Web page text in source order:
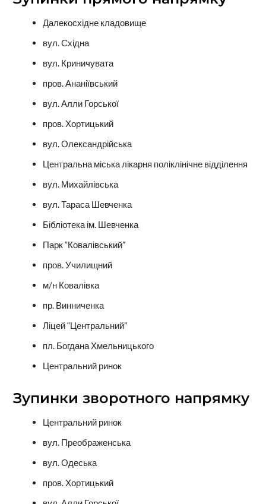
Далекосхідне кладовище
вул. Східна
вул. Криничувата
пров. Ананіївський
вул. Алли Горської
пров. Хортицький
вул. Олександрійська
Центральна міська лікарня поліклінічне відділення
вул. Михайлівська
вул. Тараса Шевченка
Бібліотека ім. Шевченка
Парк “Ковалівський”
пров. Училищний
м/н Ковалівка
пр. Винниченка
Ліцей “Центральний”
пл. Богдана Хмельницького
Центральний ринок
Зупинки зворотного напрямку
Центральний ринок
вул. Преображенська
вул. Одеська
пров. Хортицький